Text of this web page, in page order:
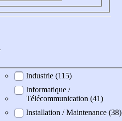
Industrie (115)
Informatique /
Télécommunication (41)
Installation / Maintenance (38)